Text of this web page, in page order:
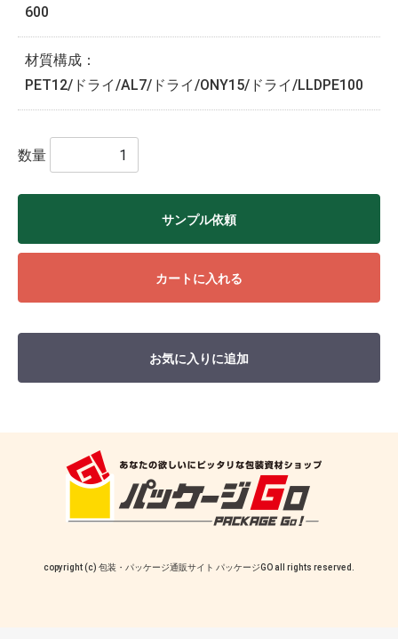
600
材質構成：
PET12/ドライ/AL7/ドライ/ONY15/ドライ/LLDPE100
数量
サンプル依頼
カートに入れる
お気に入りに追加
copyright (c) 包装・パッケージ通販サイト パッケージGO all rights reserved.